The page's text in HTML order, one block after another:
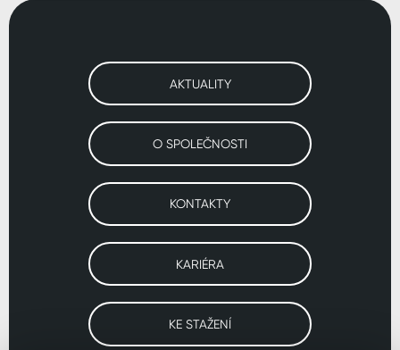
AKTUALITY
O SPOLEČNOSTI
KONTAKTY
KARIÉRA
KE STAŽENÍ